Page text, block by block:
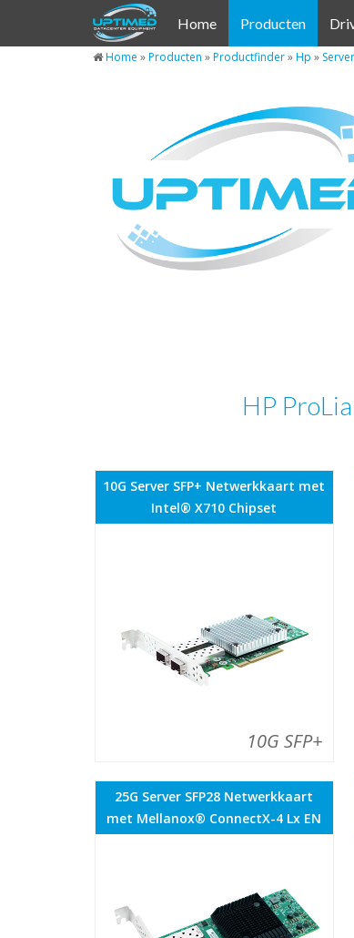
Home Producten
Home »Producten »Productfinder»Hp » Server
HP
10G Server SFP+ Netwerkkaart met
Intel® X710 Chipset
10G SFP+
25G Server SFP28 Netwerkkaart
met Mellanox® ConnectX-4 Lx EN
Cookies beheer paneel